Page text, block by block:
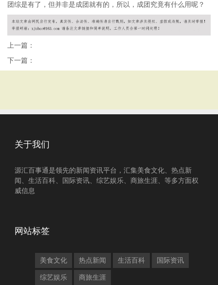
团综是有了，但并非是成团就有的，所以，成团究竟有什么用呢？
上一篇：
下一篇：
关于我们
源汇百事通是领先的新闻资讯平台，汇集美食文化、热点新
闻、生活百科、国际资讯、综艺娱乐、商旅生涯、等多方面权
威信息
网站标签
美食文化 热点新闻 生活百科 国际资讯
综艺娱乐 商旅生涯